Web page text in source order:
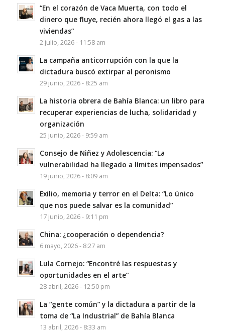
“En el corazón de Vaca Muerta, con todo el
dinero que fluye, recién ahora llegó el gas a las
viviendas”
2 julio, 2026 - 11:58 am
La campaña anticorrupción con la que la
dictadura buscó extirpar al peronismo
29 junio, 2026 - 8:25 am
La historia obrera de Bahía Blanca: un libro para
recuperar experiencias de lucha, solidaridad y
organización
25 junio, 2026 - 9:59 am
Consejo de Niñez y Adolescencia: “La
vulnerabilidad ha llegado a límites impensados”
19 junio, 2026 - 8:09 am
Exilio, memoria y terror en el Delta: “Lo único
que nos puede salvar es la comunidad”
17 junio, 2026 - 9:11 pm
China: ¿cooperación o dependencia?
6 mayo, 2026 - 8:27 am
Lula Cornejo: “Encontré las respuestas y
oportunidades en el arte”
28 abril, 2026 - 12:50 pm
La “gente común” y la dictadura a partir de la
toma de “La Industrial” de Bahía Blanca
13 abril, 2026 - 8:33 am